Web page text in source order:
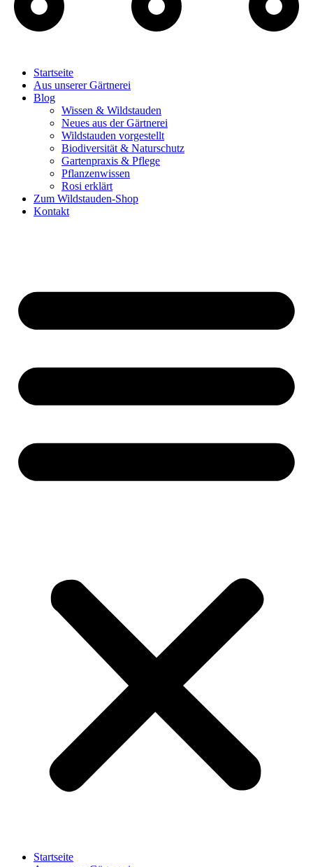
Startseite
Aus unserer Gärtnerei
Blog
Wissen & Wildstauden
Neues aus der Gärtnerei
Wildstauden vorgestellt
Biodiversität & Naturschutz
Gartenpraxis & Pflege
Pflanzenwissen
Rosi erklärt
Zum Wildstauden-Shop
Kontakt
Startseite